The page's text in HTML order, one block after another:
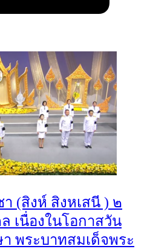
(สิงห์ สิงหเสนี ) ๒
เนื่องในโอกาสวัน
พระบาทสมเด็จพระ